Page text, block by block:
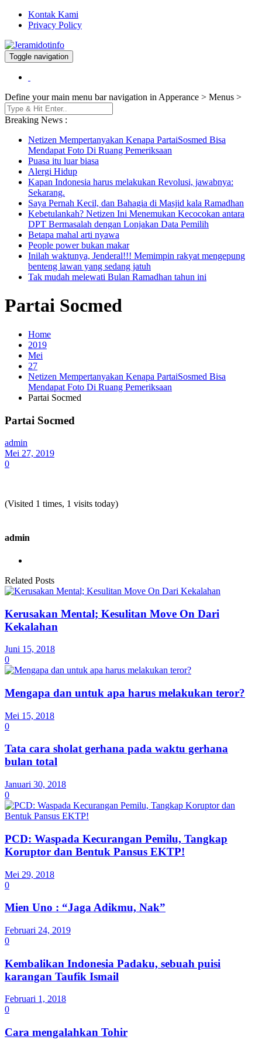
Kontak Kami
Privacy Policy
Jeramidotinfo
Berita dan Informasi Terkini
Toggle navigation
Define your main menu bar navigation in Apperance > Menus >
Breaking News :
Netizen Mempertanyakan Kenapa PartaiSosmed Bisa
Mendapat Foto Di Ruang Pemeriksaan
Puasa itu luar biasa
Alergi Hidup
Kapan Indonesia harus melakukan Revolusi, jawabnya:
Sekarang.
Saya Pernah Kecil, dan Bahagia di Masjid kala Ramadhan
Kebetulankah? Netizen Ini Menemukan Kecocokan antara
DPT Bermasalah dengan Lonjakan Data Pemilih
Betapa mahal arti nyawa
People power bukan makar
Inilah waktunya, Jenderal!!! Memimpin rakyat mengepung
benteng lawan yang sedang jatuh
Tak mudah melewati Bulan Ramadhan tahun ini
Partai Socmed
Home
2019
Mei
27
Netizen Mempertanyakan Kenapa PartaiSosmed Bisa
Mendapat Foto Di Ruang Pemeriksaan
Partai Socmed
Partai Socmed
admin
Mei 27, 2019
0
(Visited 1 times, 1 visits today)
admin
Related Posts
Kerusakan Mental; Kesulitan Move On Dari
Kekalahan
Juni 15, 2018
0
Mengapa dan untuk apa harus melakukan teror?
Mei 15, 2018
0
Tata cara sholat gerhana pada waktu gerhana
bulan total
Januari 30, 2018
0
PCD: Waspada Kecurangan Pemilu, Tangkap
Koruptor dan Bentuk Pansus EKTP!
Mei 29, 2018
0
Mien Uno : “Jaga Adikmu, Nak”
Februari 24, 2019
0
Kembalikan Indonesia Padaku, sebuah puisi
karangan Taufik Ismail
Februari 1, 2018
0
Cara mengalahkan Tohir